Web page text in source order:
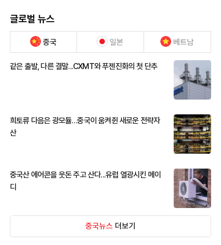
글로벌 뉴스
중국 일본 베트남
같은 출발, 다른 결말...CXMT와 푸젠진화의 첫 단추
희토류 다음은 광모듈…중국이 움켜쥔 새로운 전략자
산
중국산 에어콘을 웃돈 주고 산다...유럽 열광시킨 메이
디
중국뉴스 더보기